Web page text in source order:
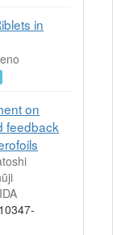
in
on
feedback